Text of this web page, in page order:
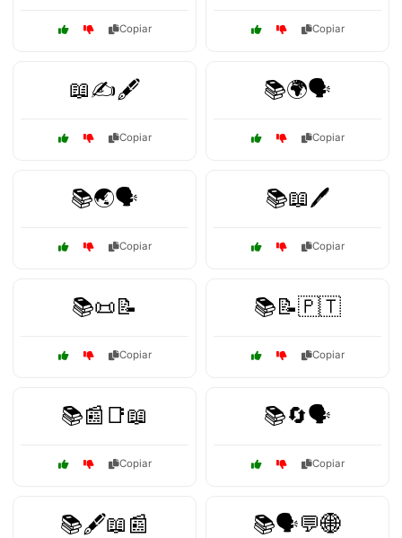
Copiar Copiar
📖✍️🖋️
Copiar
📚🌍🗣️
Copiar
📚🌏🗣️
Copiar
📚📖🖊️
Copiar
📚📜📝
Copiar
📚📝🇵🇹
Copiar
📚📰📑📖
Copiar
📚🔄🗣️
Copiar
📚🖋️📖📰 📚🗣️💬🌐